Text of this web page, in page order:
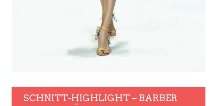
SCHNITT-HIGHLIGHT – BARBER